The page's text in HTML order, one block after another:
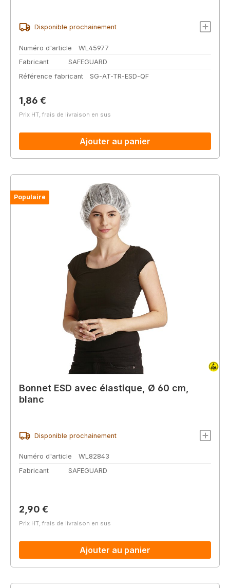
Disponible prochainement
Numéro d'article
WL45977
Fabricant
SAFEGUARD
Référence fabricant
SG-AT-TR-ESD-QF
Prix régulier :
1,86 €
Prix HT, frais de livraison en sus
Ajouter au panier
Populaire
Bonnet ESD avec élastique, Ø 60 cm,
blanc
Disponible prochainement
Numéro d'article
WL82843
Fabricant
SAFEGUARD
Prix régulier :
2,90 €
Prix HT, frais de livraison en sus
Ajouter au panier